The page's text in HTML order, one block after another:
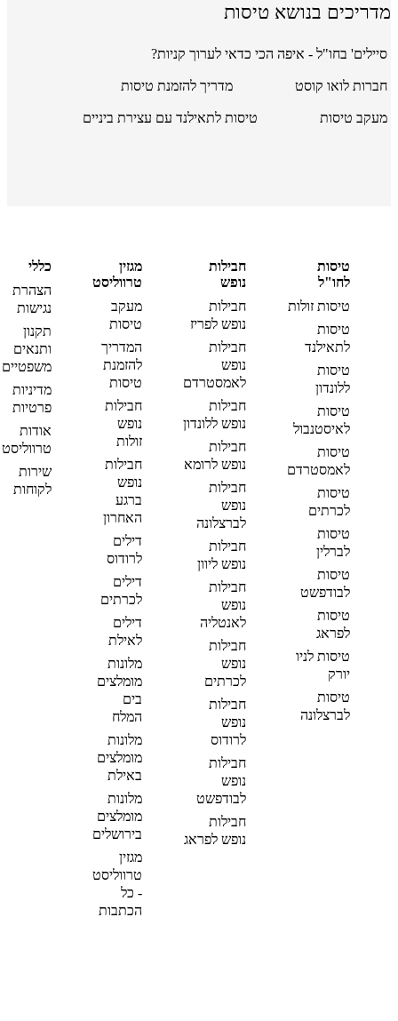
מדריכים בנושא טיסות
סיילים' בחו"ל - איפה הכי כדאי לערוך קניות?
חברות לואו קוסט מדריך להזמנת טיסות
מעקב טיסות טיסות לתאילנד עם עצירת ביניים
טיסות
לחו"ל
טיסות זולות
טיסות
לתאילנד
טיסות
ללונדון
טיסות
לאיסטנבול
טיסות
לאמסטרדם
טיסות
לכרתים
טיסות
לברלין
טיסות
לבודפשט
טיסות
לפראג
טיסות לניו
יורק
טיסות
לברצלונה
חבילות
נופש
חבילות
נופש לפריז
חבילות
נופש
לאמסטרדם
חבילות
נופש ללונדון
חבילות
נופש לרומא
חבילות
נופש
לברצלונה
חבילות
נופש ליוון
חבילות
נופש
לאנטליה
חבילות
נופש
לכרתים
חבילות
נופש
לרודוס
חבילות
נופש
לבודפשט
חבילות
נופש לפראג
מגזין
טרווליסט
מעקב
טיסות
המדריך
להזמנת
טיסות
חבילות
נופש
זולות
חבילות
נופש
ברגע
האחרון
דילים
לרודוס
דילים
לכרתים
דילים
לאילת
מלונות
מומלצים
בים
המלח
מלונות
מומלצים
באילת
מלונות
מומלצים
בירושלים
מגזין
טרווליסט
- כל
הכתבות
כללי
הצהרת
נגישות
תקנון
ותנאים
משפטיים
מדיניות
פרטיות
אודות
טרווליסט
שירות
לקוחות